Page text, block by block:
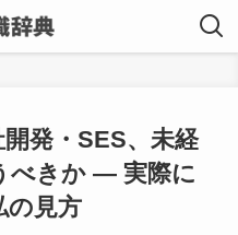
発・SES、未経
べきか — 実際に
の見方